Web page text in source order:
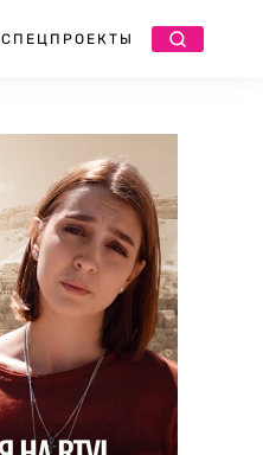
СПЕЦПРОЕКТЫ